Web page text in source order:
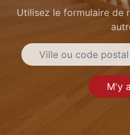
Utilisez le formulaire de
M'y